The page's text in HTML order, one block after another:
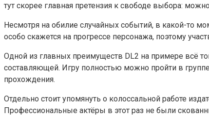
тут скорее главная претензия к свободе выбора:
Несмотря на обилие случайных событий, в какой-то
особо скажется на прогрессе персонажа, поэтому
Одной из главных преимуществ DL2 на примере всё
составляющей. Игру полностью можно пройти в
прохождения.
Отдельно стоит упомянуть о колоссальной работе
Профессиональные актёры в этот раз не были